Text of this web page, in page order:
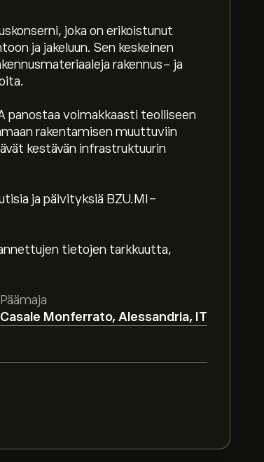
joka on erikoistunut
ja jakeluun. Sen keskeinen
rakennus- ja
panostaa voimakkaasti teolliseen
rakentamisen muuttuviin
kestävän infrastruktuurin
ja päivityksiä BZU.MI-
tietojen tarkkuutta,
Päämaja
Casale Monferrato, Alessandria, IT
markkinatrendeihin,
ennusteet tulevaisuuden
kolmen kuukauden ajalta,